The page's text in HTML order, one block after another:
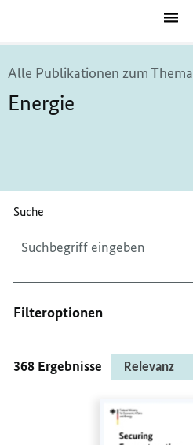
Alle Publikationen zum Thema
Energie
Suche
Filteroptionen
368 Ergebnisse